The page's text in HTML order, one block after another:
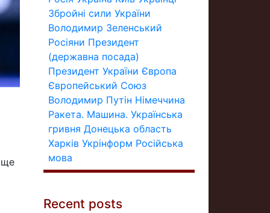
ще
Збройні сили України
Володимир Зеленський
Росіяни Президент
(державна посада)
Президент України Європа
Європейський Союз
Володимир Путін Німеччина
Ракета. Машина. Українська
гривня Донецька область
Харків Укрінформ Російська
мова
Recent posts